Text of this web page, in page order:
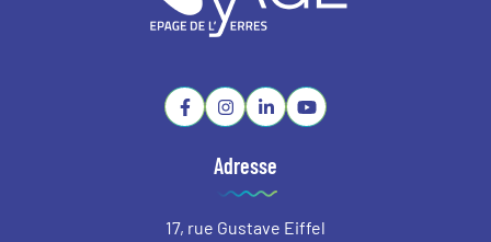
Lien vers le compte Facebook
Lien vers le compte Instagram
Lien vers le compte Linkedin
Lien vers la chaîne Youtube
Adresse
17, rue Gustave Eiffel